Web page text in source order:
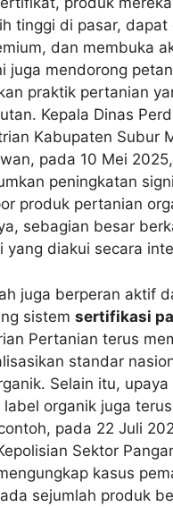
tinggi di pasar, dapat
dan membuka
juga mendorong
praktik pertanian
Kepala Dinas
Kabupaten Subur
pada 10 Mei 2025,
peningkatan
produk pertanian
sebagian besar
yang diakui secara
juga berperan aktif
sistem sertifikasi
Pertanian terus
standar
Selain itu, upaya
label organik juga
pada 22 Juli
Sektor
kasus
sejumlah produk